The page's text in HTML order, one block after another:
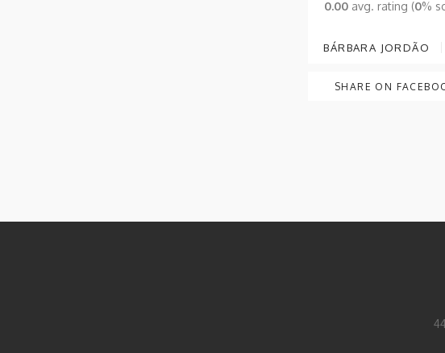
0.00 avg. rating (0%
BÁRBARA JORDÃO
SHARE ON